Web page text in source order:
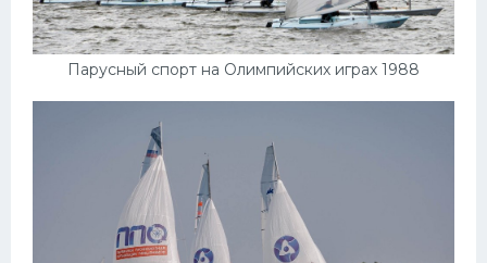
Парусный спорт на Олимпийских играх 1988